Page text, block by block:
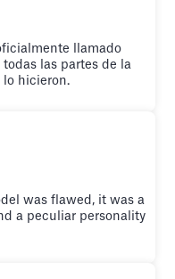
llamado
las partes de la
lo hicieron.
was flawed, it was a
a peculiar personality